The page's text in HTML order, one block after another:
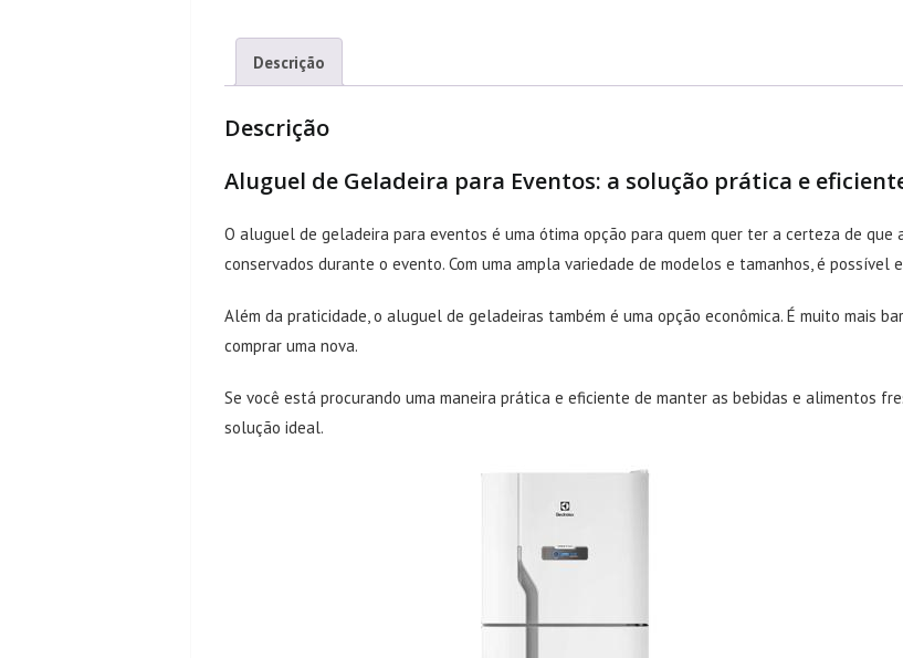
Descrição
Descrição
Aluguel de Geladeira para Eventos: a solução prática e
O aluguel de geladeira para eventos é uma ótima opção para quem quer ter a certeza de que
conservados durante o evento. Com uma ampla variedade de modelos e tamanhos, é
Além da praticidade, o aluguel de geladeiras também é uma opção econômica. É muito mais
comprar uma nova.
Se você está procurando uma maneira prática e eficiente de manter as bebidas e alimentos
solução ideal.